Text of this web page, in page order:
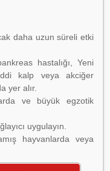
daha uzun süreli etki
hastalığı, Yeni
kalp veya akciğer
yer alır.
ve büyük egzotik
uygulayın.
hayvanlarda veya